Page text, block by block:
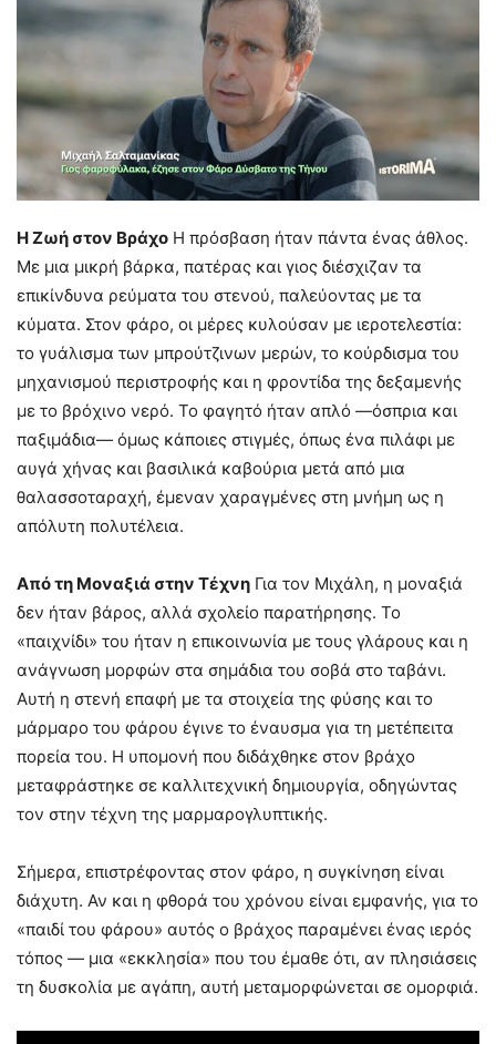
Η Ζωή στον Βράχο Η πρόσβαση ήταν πάντα ένας άθλος.
Με μια μικρή βάρκα, πατέρας και γιος διέσχιζαν τα
επικίνδυνα ρεύματα του στενού, παλεύοντας με τα
κύματα. Στον φάρο, οι μέρες κυλούσαν με ιεροτελεστία:
το γυάλισμα των μπρούτζινων μερών, το κούρδισμα του
μηχανισμού περιστροφής και η φροντίδα της δεξαμενής
με το βρόχινο νερό. Το φαγητό ήταν απλό —όσπρια και
παξιμάδια— όμως κάποιες στιγμές, όπως ένα πιλάφι με
αυγά χήνας και βασιλικά καβούρια μετά από μια
θαλασσοταραχή, έμεναν χαραγμένες στη μνήμη ως η
απόλυτη πολυτέλεια.
Από τη Μοναξιά στην Τέχνη Για τον Μιχάλη, η μοναξιά
δεν ήταν βάρος, αλλά σχολείο παρατήρησης. Το
«παιχνίδι» του ήταν η επικοινωνία με τους γλάρους και η
ανάγνωση μορφών στα σημάδια του σοβά στο ταβάνι.
Αυτή η στενή επαφή με τα στοιχεία της φύσης και το
μάρμαρο του φάρου έγινε το έναυσμα για τη μετέπειτα
πορεία του. Η υπομονή που διδάχθηκε στον βράχο
μεταφράστηκε σε καλλιτεχνική δημιουργία, οδηγώντας
τον στην τέχνη της μαρμαρογλυπτικής.
Σήμερα, επιστρέφοντας στον φάρο, η συγκίνηση είναι
διάχυτη. Αν και η φθορά του χρόνου είναι εμφανής, για το
«παιδί του φάρου» αυτός ο βράχος παραμένει ένας ιερός
τόπος — μια «εκκλησία» που του έμαθε ότι, αν πλησιάσεις
τη δυσκολία με αγάπη, αυτή μεταμορφώνεται σε ομορφιά.